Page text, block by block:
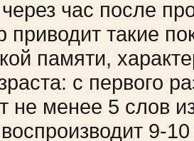
час после
приводит такие
памяти,
с первого
не менее 5 слов
9-